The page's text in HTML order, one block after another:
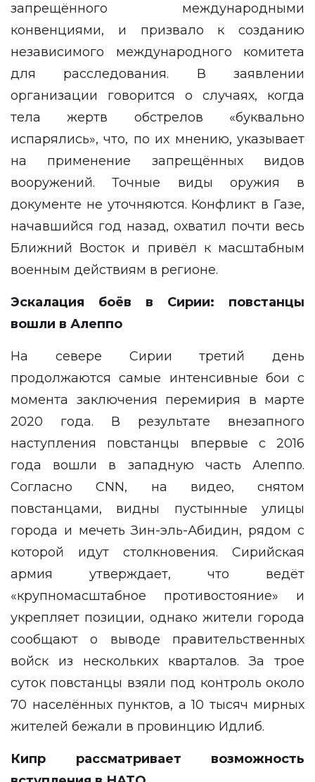
запрещённого международными
конвенциями, и призвало к созданию
независимого международного комитета
для расследования. В заявлении
организации говорится о случаях, когда
тела жертв обстрелов «буквально
испарялись», что, по их мнению, указывает
на применение запрещённых видов
вооружений. Точные виды оружия в
документе не уточняются. Конфликт в Газе,
начавшийся год назад, охватил почти весь
Ближний Восток и привёл к масштабным
военным действиям в регионе.
Эскалация боёв в Сирии: повстанцы
вошли в Алеппо
На севере Сирии третий день
продолжаются самые интенсивные бои с
момента заключения перемирия в марте
2020 года. В результате внезапного
наступления повстанцы впервые с 2016
года вошли в западную часть Алеппо.
Согласно CNN, на видео, снятом
повстанцами, видны пустынные улицы
города и мечеть Зин-эль-Абидин, рядом с
которой идут столкновения. Сирийская
армия утверждает, что ведёт
«крупномасштабное противостояние» и
укрепляет позиции, однако жители города
сообщают о выводе правительственных
войск из нескольких кварталов. За трое
суток повстанцы взяли под контроль около
70 населённых пунктов, а 10 тысяч мирных
жителей бежали в провинцию Идлиб.
Кипр рассматривает возможность